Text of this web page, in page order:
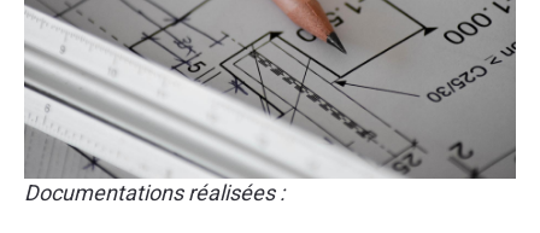
Documentations réalisées :